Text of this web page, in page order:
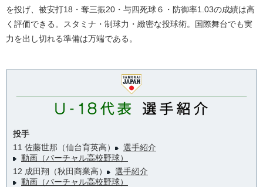
を投げ、被安打18・奪三振20・与四死球６・防御率1.03の成績は高
く評価できる。スタミナ・制球力・緻密な投球術。国際舞台でも実
力を出し切れる準備は万端である。
投手
11 佐藤世那（仙台育英高）
選手紹介
動画（バーチャル高校野球）
12 成田翔（秋田商業高）
選手紹介
動画（バーチャル高校野球）